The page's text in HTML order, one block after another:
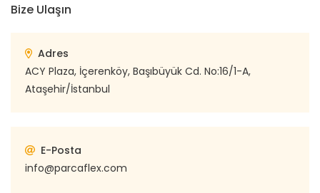
Bize Ulaşın
Adres
ACY Plaza, İçerenköy, Başıbüyük Cd. No:16/1-A,
Ataşehir/İstanbul
E-Posta
info@parcaflex.com